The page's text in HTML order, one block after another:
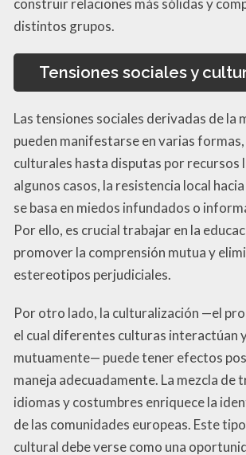
distintos grupos.
Tensiones sociales y
Las tensiones sociales derivadas de la
pueden manifestarse en varias
culturales hasta disputas por recursos
algunos casos, la resistencia local
se basa en miedos infundados o
Por ello, es crucial trabajar en la
promover la comprensión mutua y
estereotipos perjudiciales.
Por otro lado, la culturalización —el
el cual diferentes culturas interactúan
mutuamente— puede tener efectos
maneja adecuadamente. La mezcla de
idiomas y costumbres enriquece la
de las comunidades europeas. Este
cultural debe verse como una